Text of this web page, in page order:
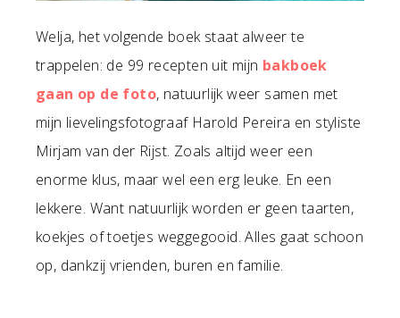
Welja, het volgende boek staat alweer te
trappelen: de 99 recepten uit mijn bakboek
gaan op de foto, natuurlijk weer samen met
mijn lievelingsfotograaf Harold Pereira en styliste
Mirjam van der Rijst. Zoals altijd weer een
enorme klus, maar wel een erg leuke. En een
lekkere. Want natuurlijk worden er geen taarten,
koekjes of toetjes weggegooid. Alles gaat schoon
op, dankzij vrienden, buren en familie.